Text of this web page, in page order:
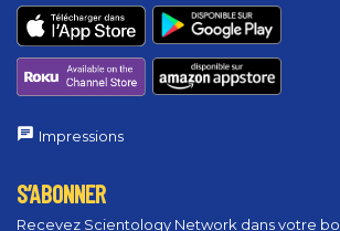
Impressions
S’ABONNER
Recevez Scientology Network dans votre